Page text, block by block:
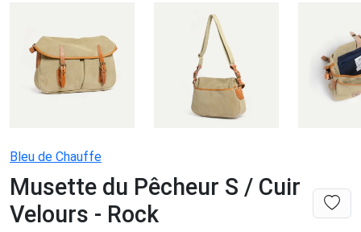
Bleu de Chauffe
Musette du Pêcheur S / Cuir
Velours - Rock